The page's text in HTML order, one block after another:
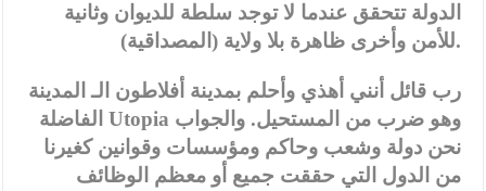
الدولة تتحقق عندما لا توجد سلطة للديوان وثانية
للأمن وأخرى ظاهرة بلا ولاية (المصداقية).
رب قائل أنني أهذي وأحلم بمدينة أفلاطون الـ المدينة
الفاضلة Utopia وهو ضرب من المستحيل. والجواب
نحن دولة وشعب وحاكم ومؤسسات وقوانين كغيرنا
من الدول التي حققت جميع أو معظم الوظائف